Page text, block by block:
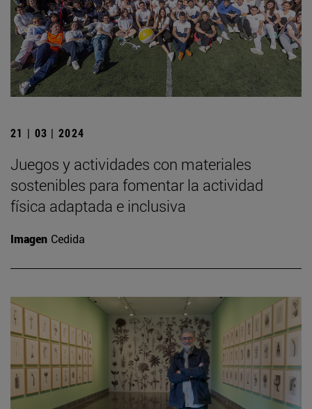
21 | 03 | 2024
Juegos y actividades con materiales
sostenibles para fomentar la actividad
física adaptada e inclusiva
Imagen Cedida